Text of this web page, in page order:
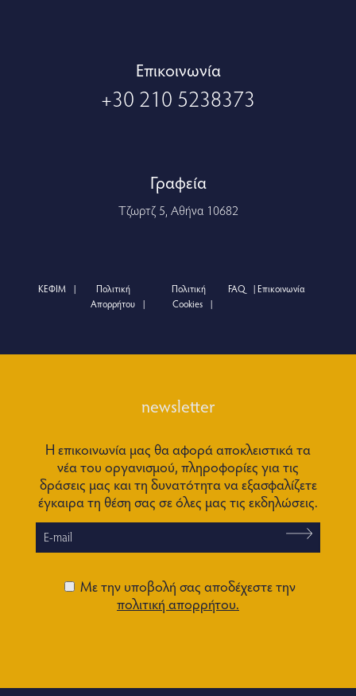
Eπικοινωνία
+30 210 5238373
Γραφεία
Τζωρτζ 5, Αθήνα 10682
ΚΕΦΙΜ
Πολιτική
Απορρήτου
Πολιτική
Cookies
FAQ Επικοινωνία
newsletter
Η επικοινωνία μας θα αφορά αποκλειστικά τα
νέα του οργανισμού, πληροφορίες για τις
δράσεις μας και τη δυνατότητα να εξασφαλίζετε
έγκαιρα τη θέση σας σε όλες μας τις εκδηλώσεις.
Με την υποβολή σας αποδέχεστε την
πολιτική απορρήτου.